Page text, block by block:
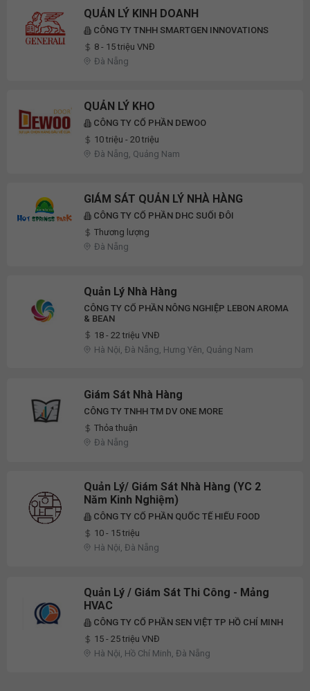
QUẢN LÝ KINH DOANH
CÔNG TY TNHH SMARTGEN INNOVATIONS
8 - 15 triệu VNĐ
Đà Nẵng
QUẢN LÝ KHO
CÔNG TY CỔ PHẦN DEWOO
10 triệu - 20 triệu
Đà Nẵng, Quảng Nam
GIÁM SÁT QUẢN LÝ NHÀ HÀNG
CÔNG TY CỔ PHẦN DHC SUỐI ĐÔI
Thương lượng
Đà Nẵng
Quản Lý Nhà Hàng
CÔNG TY CỔ PHẦN NÔNG NGHIỆP LEBON AROMA
& BEAN
18 - 22 triệu VNĐ
Hà Nội, Đà Nẵng, Hưng Yên, Quảng Nam
Giám Sát Nhà Hàng
CÔNG TY TNHH TM DV ONE MORE
Thỏa thuận
Đà Nẵng
Quản Lý/ Giám Sát Nhà Hàng (YC 2
Năm Kinh Nghiệm)
CÔNG TY CỔ PHẦN QUỐC TẾ HIẾU FOOD
10 - 15 triệu
Hà Nội, Đà Nẵng
Quản Lý / Giám Sát Thi Công - Mảng
HVAC
CÔNG TY CỔ PHẦN SEN VIỆT TP HỒ CHÍ MINH
15 - 25 triệu VNĐ
Hà Nội, Hồ Chí Minh, Đà Nẵng